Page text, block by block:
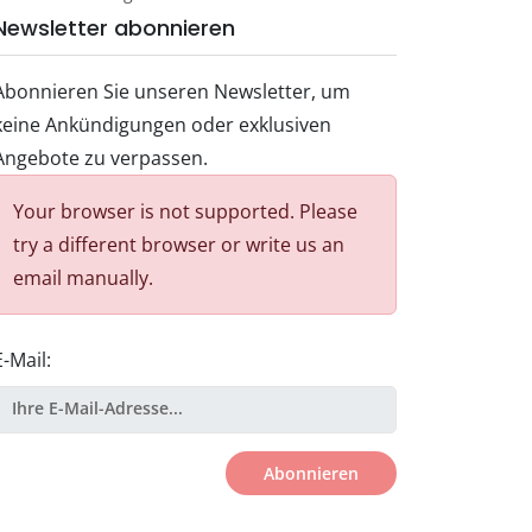
abonnieren
Sie unseren Newsletter, um
Ankündigungen oder exklusiven
zu verpassen.
Your browser is not supported. Please
try a different browser or write us an
email manually.
Mail:
Abonnieren